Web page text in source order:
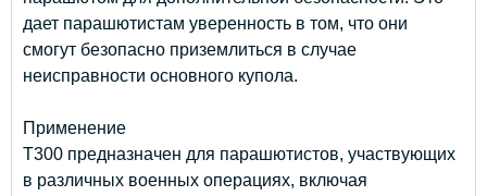
дает парашютистам уверенность в том, что они
смогут безопасно приземлиться в случае
неисправности основного купола.
Применение
T300 предназначен для парашютистов, участвующих
в различных военных операциях, включая